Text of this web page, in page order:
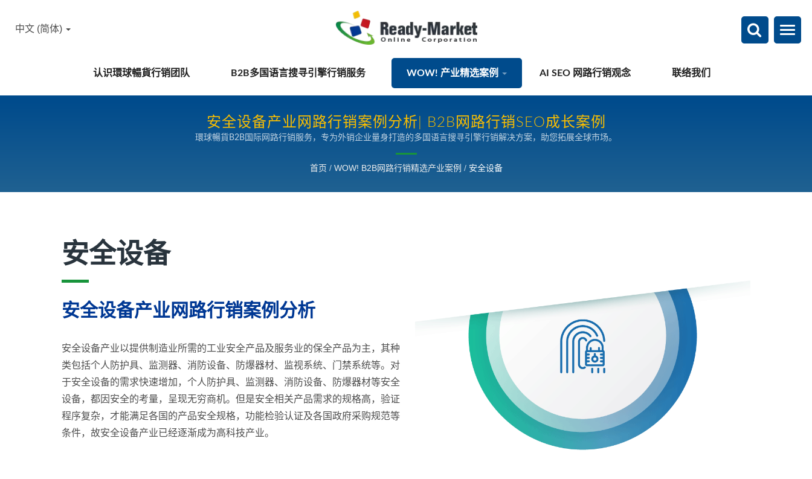
认识環球暢貨行销团队 B2B多国语言搜寻引擎行销服务 WOW! 产业精选案例 AI SEO 网路行销观念 联络我们
中文 (简体)
安全设备产业网路行销案例分析| B2B网路行销SEO成长案例
環球暢貨B2B国际网路行销服务，专为外销企业量身打造的多国语言搜寻引擎行销解决方案，助您拓展全球市场。
首页 / WOW! B2B网路行销精选产业案例 / 安全设备
安全设备
安全设备产业网路行销案例分析
安全设备产业以提供制造业所需的工业安全产品及服务业的保全产品为主，其种
类包括个人防护具、监测器、消防设备、防爆器材、监视系统、门禁系统等。对
于安全设备的需求快速增加，个人防护具、监测器、消防设备、防爆器材等安全
设备，都因安全的考量，呈现无穷商机。但是安全相关产品需求的规格高，验证
程序复杂，才能满足各国的产品安全规格，功能检验认证及各国政府采购规范等
条件，故安全设备产业已经逐渐成为高科技产业。